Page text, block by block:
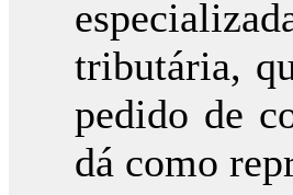
tributária,
pedido de
dá como